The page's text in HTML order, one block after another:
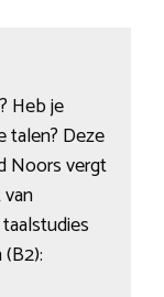
Heb je
talen? Deze
Noors vergt